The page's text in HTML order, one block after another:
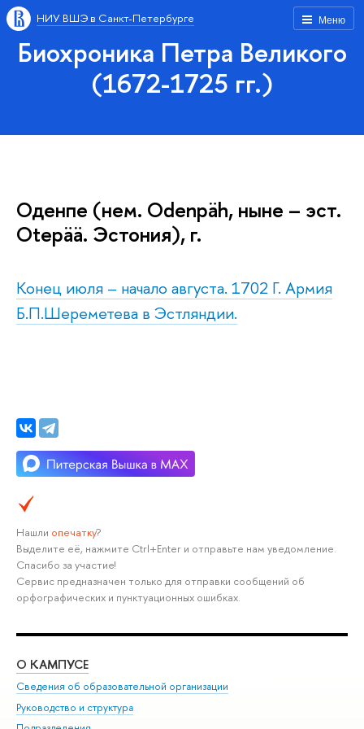
Меню
НИУ ВШЭ в Санкт-Петербурге
Биохроника Петра Великого
(1672-1725 гг.)
Оденпе (нем. Odenpäh, ныне – эст.
Otepää. Эстония), г.
Конец июля – начало августа. 1702 Г. Армия
Б.П.Шереметева в Эстляндии.
Нашли опечатку?
Выделите её, нажмите Ctrl+Enter и отправьте нам уведомление.
Спасибо за участие!
Сервис предназначен только для отправки сообщений об
орфографических и пунктуационных ошибках.
О КАМПУСЕ
Сведения об образовательной организации
Руководство и структура